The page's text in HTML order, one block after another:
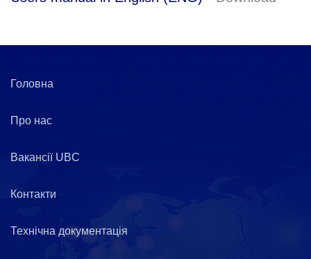
Головна
Про нас
Вакансії UBC
Контакти
Технічна документація